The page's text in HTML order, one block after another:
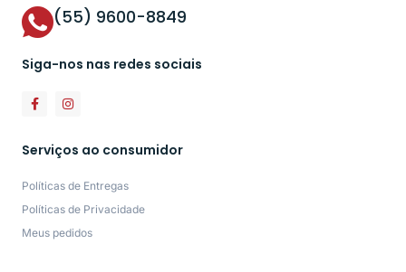
(55) 9600-8849
Siga-nos nas redes sociais
Serviços ao consumidor
Políticas de Entregas
Políticas de Privacidade
Meus pedidos